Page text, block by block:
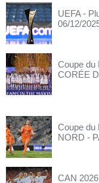
UEFA -
06/12/
Coupe du
CORÉE
Coupe du
NORD -
CAN